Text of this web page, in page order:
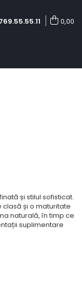
0,00
și stilul sofisticat.
și o maturitate
naturală, în timp ce
suplimentare